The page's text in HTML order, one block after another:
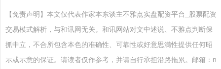
【免责声明】本文仅代表作家本东谈主不雅点实盘配资平台_股票配资
交易模式解析，与和讯网无关。和讯网站对文中述说、不雅点判断保
抓中立，不合所包含本色的准确性、可靠性或好意思满性提供任何昭
示或示意的保证。请读者仅作参考，并请自行承担沿路拖累。邮箱：n